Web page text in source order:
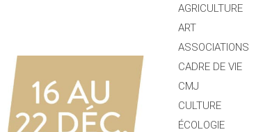
AGRICULTURE
ART
ASSOCIATIONS
CADRE DE VIE
CMJ
CULTURE
ÉCOLOGIE